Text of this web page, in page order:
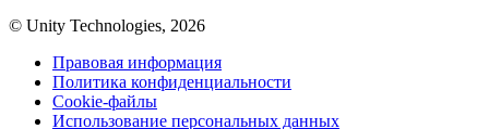
© Unity Technologies, 2026
Правовая информация
Политика конфиденциальности
Cookie-файлы
Использование персональных данных